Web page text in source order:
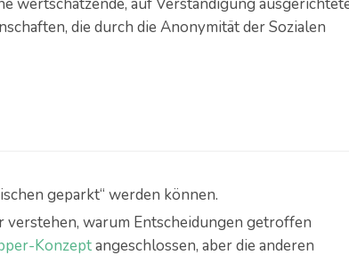
die durch die Anonymität der Sozialen
geparkt“ werden können.
verstehen, warum Entscheidungen getroffen
Konzeptangeschlossen, aber die anderen